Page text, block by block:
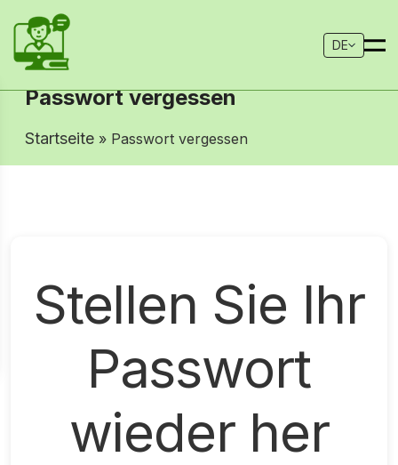
DE
Passwort vergessen
Startseite » Passwort vergessen
Stellen Sie Ihr
Passwort
wieder her